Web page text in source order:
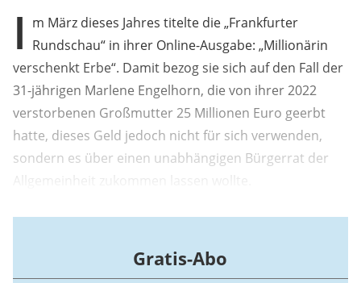
I m März dieses Jahres titelte die „Frankfurter
Rundschau“ in ihrer Online-Ausgabe: „Millionärin
verschenkt Erbe“. Damit bezog sie sich auf den Fall der
31-jährigen Marlene Engelhorn, die von ihrer 2022
verstorbenen Großmutter 25 Millionen Euro geerbt
hatte, dieses Geld jedoch nicht für sich verwenden,
sondern es über einen unabhängigen Bürgerrat der
Gratis-Abo